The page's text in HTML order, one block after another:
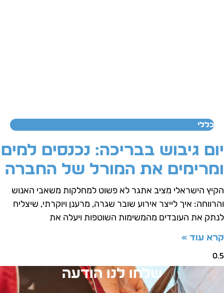
כללי
גיבוש בבריכה: נכנסים למים
את המורל של החברה
הישראלי מציב אתגר לא פשוט למחלקות משאבי האנוש
איך לייצר אירוע שובר שגרה, מרענן ויוקרתי, שיצליח
את העובדים מהמשימות השוטפות ויעלה את
עוד »
שלחו לנו הודעה